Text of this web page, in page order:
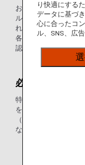
お客様の口座に積算
ループに分かれます
れぞれの有効期限内
各グループの違いは
認ください。
マイルの有効期
必ず会員ご本人
特典をお申し込みい
をさせていただきま
（10桁）をお手元に
ない場合、お申し込
原則として、会
り快適にする
データに基づ
心に合ったコ
ル、SNS、広